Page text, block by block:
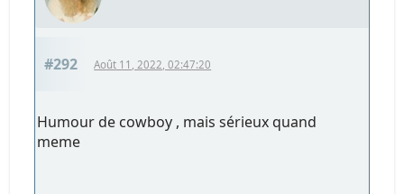
#292 Août 11, 2022, 02:47:20
Humour de cowboy , mais sérieux quand
meme